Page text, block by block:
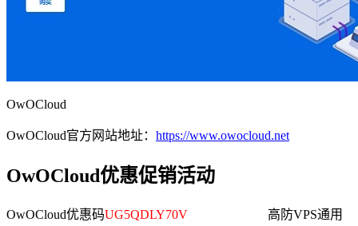
OwOCloud
OwOCloud官方网站地址： https://www.owocloud.net
OwOCloud优惠促销活动
OwOCloud优惠码UG5QDLY70V 高防VPS通用